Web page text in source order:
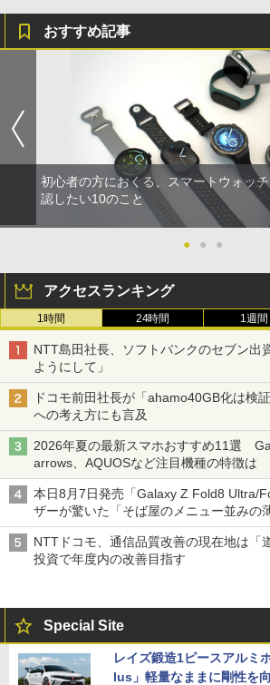
おすすめ記事
初心者の方におくる、スマートウォッ
認したい10のこと
● ● ●
アクセスランキング
1時間 24時間 1週間
NTT島田社長、ソフトバンクのセブン出
ようにして」
ドコモ前田社長が「ahamo40GB化は検
への考え方にも言及
2026年夏の最新スマホおすすめ11選
arrows、AQUOSなど注目機種の特徴は
本日8月7日発売「Galaxy Z Fold8 Ultra/
ザーが驚いた「そば屋のメニュー並みの
NTTドコモ、通信品質改善の現在地は
投資で年度内の改善目指す
Special Site
レイズ鍛造1ピースアルミ
lus」軽量なままに剛性を